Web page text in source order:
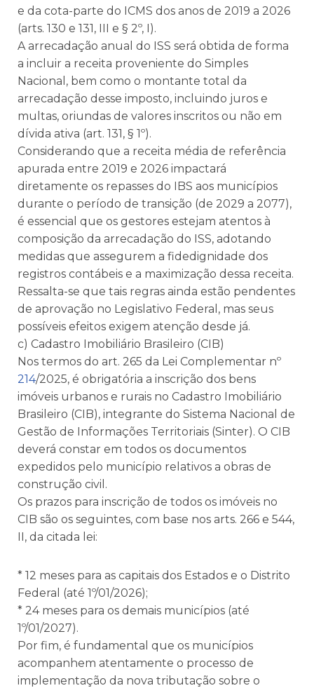
e da cota-parte do ICMS dos anos de 2019 a 2026
(arts. 130 e 131, III e § 2º, I).
A arrecadação anual do ISS será obtida de forma
a incluir a receita proveniente do Simples
Nacional, bem como o montante total da
arrecadação desse imposto, incluindo juros e
multas, oriundas de valores inscritos ou não em
dívida ativa (art. 131, § 1º).
Considerando que a receita média de referência
apurada entre 2019 e 2026 impactará
diretamente os repasses do IBS aos municípios
durante o período de transição (de 2029 a 2077),
é essencial que os gestores estejam atentos à
composição da arrecadação do ISS, adotando
medidas que assegurem a fidedignidade dos
registros contábeis e a maximização dessa receita.
Ressalta-se que tais regras ainda estão pendentes
de aprovação no Legislativo Federal, mas seus
possíveis efeitos exigem atenção desde já.
c) Cadastro Imobiliário Brasileiro (CIB)
Nos termos do art. 265 da Lei Complementar nº
214/2025, é obrigatória a inscrição dos bens
imóveis urbanos e rurais no Cadastro Imobiliário
Brasileiro (CIB), integrante do Sistema Nacional de
Gestão de Informações Territoriais (Sinter). O CIB
deverá constar em todos os documentos
expedidos pelo município relativos a obras de
construção civil.
Os prazos para inscrição de todos os imóveis no
CIB são os seguintes, com base nos arts. 266 e 544,
II, da citada lei:
* 12 meses para as capitais dos Estados e o Distrito
Federal (até 1º/01/2026);
* 24 meses para os demais municípios (até
1º/01/2027).
Por fim, é fundamental que os municípios
acompanhem atentamente o processo de
implementação da nova tributação sobre o